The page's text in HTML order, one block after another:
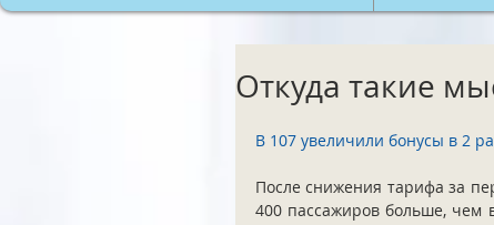
Откуда такие
В 107 увеличили бонусы в 2
После снижения тарифа за
400 пассажиров больше, чем